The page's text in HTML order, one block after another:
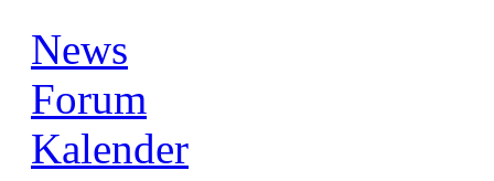
News
Forum
Kalender